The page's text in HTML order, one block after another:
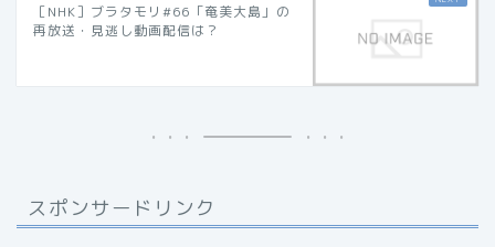
［NHK］ブラタモリ#66「奄美大島」の
再放送・見逃し動画配信は？
スポンサードリンク